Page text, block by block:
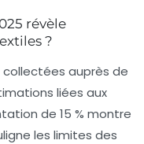
révèle
?
collectées auprès de
liées aux
de 15 % montre
les limites des